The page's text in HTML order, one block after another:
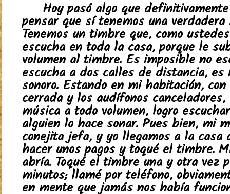
Hoy pasó algo que
pensar que sí tenemos una verdadera
Tenemos un timbre que, como
escucha en toda la casa, porque le
volumen al timbre. Es imposible no
escucha a dos calles de distancia,
sonoro. Estando en mi habitación,
cerrada y los audífonos canceladores,
música a todo volumen, logro
alguien lo hace sonar. Pues bien, mi
conejita jefa, y yo llegamos a la casa
hacer unos pagos y toqué el timbre.
abría. Toqué el timbre una y otra vez
minutos; llamé por teléfono,
en mente que jamás nos había